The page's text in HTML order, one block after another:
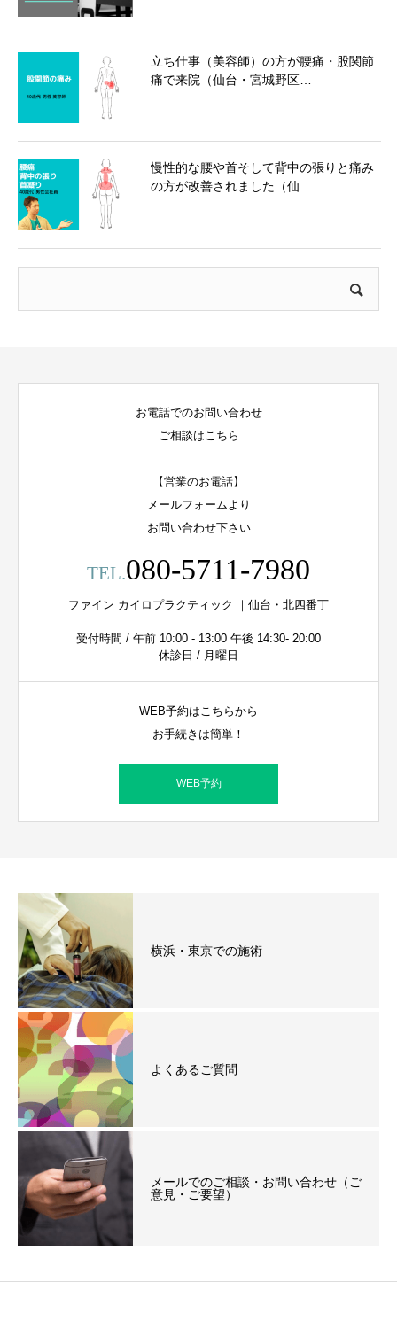
立ち仕事（美容師）の方が腰痛・股関節
痛で来院（仙台・宮城野区…
慢性的な腰や首そして背中の張りと痛み
の方が改善されました（仙…
お電話でのお問い合わせ
ご相談はこちら
【営業のお電話】
メールフォームより
お問い合わせ下さい
TEL.080-5711-7980
ファイン カイロプラクティック ｜仙台・北四番丁
受付時間 / 午前 10:00 - 13:00 午後 14:30- 20:00
休診日 / 月曜日
WEB予約はこちらから
お手続きは簡単！
WEB予約
横浜・東京での施術
よくあるご質問
メールでのご相談・お問い合わせ（ご
意見・ご要望）